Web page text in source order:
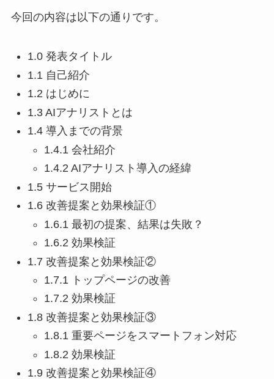
今回の内容は以下の通りです。
1.0 発表タイトル
1.1 自己紹介
1.2 はじめに
1.3 AIアナリストとは
1.4 導入までの背景
1.4.1 会社紹介
1.4.2 AIアナリスト導入の経緯
1.5 サービス開始
1.6 改善提案と効果検証①
1.6.1 最初の提案、結果は失敗？
1.6.2 効果検証
1.7 改善提案と効果検証②
1.7.1 トップページの改善
1.7.2 効果検証
1.8 改善提案と効果検証③
1.8.1 重要ページをスマートフォン対応
1.8.2 効果検証
1.9 改善提案と効果検証④